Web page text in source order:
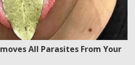
All Parasites From Your